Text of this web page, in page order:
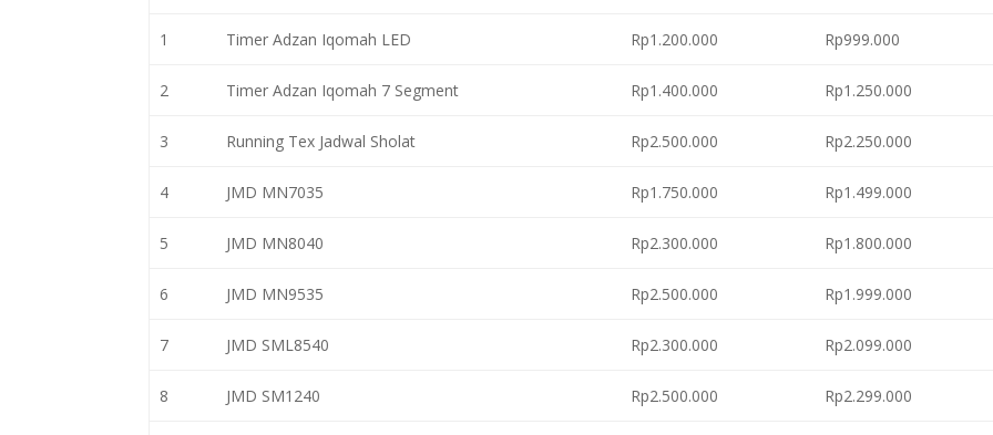
1 Timer Adzan Iqomah LED Rp1.200.000 Rp999.000
2 Timer Adzan Iqomah 7 Segment Rp1.400.000 Rp1.250.000
3 Running Tex Jadwal Sholat Rp2.500.000 Rp2.250.000
4 JMD MN7035 Rp1.750.000 Rp1.499.000
5 JMD MN8040 Rp2.300.000 Rp1.800.000
6 JMD MN9535 Rp2.500.000 Rp1.999.000
7 JMD SML8540 Rp2.300.000 Rp2.099.000
8 JMD SM1240 Rp2.500.000 Rp2.299.000